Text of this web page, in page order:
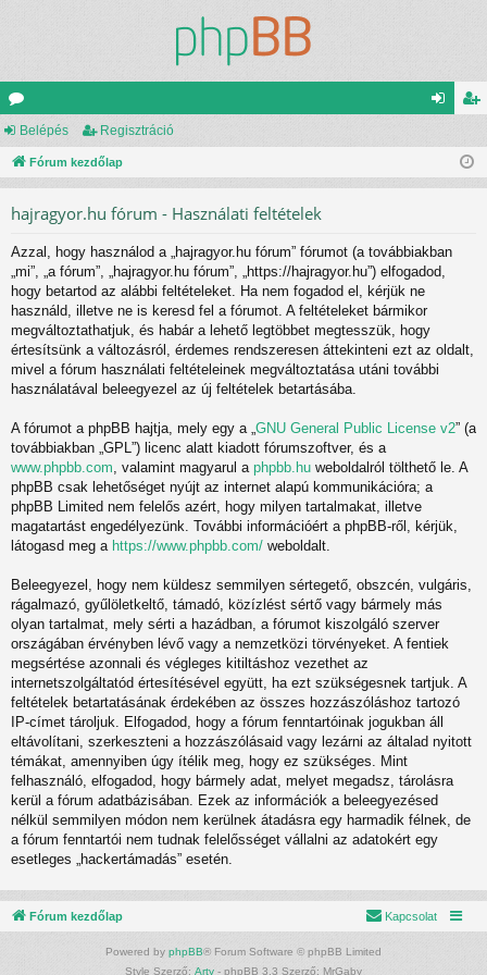
ór
u is
Belépés Regisztráció
Fórum kezdőlap
hajragyor.hu fórum - Használati feltételek
Azzal, hogy használod a „hajragyor.hu fórum” fórumot (a továbbiakban
„mi”, „a fórum”, „hajragyor.hu fórum”, „https://hajragyor.hu”) elfogadod,
hogy betartod az alábbi feltételeket. Ha nem fogadod el, kérjük ne
használd, illetve ne is keresd fel a fórumot. A feltételeket bármikor
megváltoztathatjuk, és habár a lehető legtöbbet megtesszük, hogy
értesítsünk a változásról, érdemes rendszeresen áttekinteni ezt az oldalt,
mivel a fórum használati feltételeinek megváltoztatása utáni további
használatával beleegyezel az új feltételek betartásába.
A fórumot a phpBB hajtja, mely egy a „ GNU General Public License v2” (a
továbbiakban „GPL”) licenc alatt kiadott fórumszoftver, és a
www.phpbb.com , valamint magyarul a phpbb.hu weboldalról tölthető le. A
phpBB csak lehetőséget nyújt az internet alapú kommunikációra; a
phpBB Limited nem felelős azért, hogy milyen tartalmakat, illetve
magatartást engedélyezünk. További információért a phpBB-ről, kérjük,
látogasd meg a https://www.phpbb.com/ weboldalt.
Beleegyezel, hogy nem küldesz semmilyen sértegető, obszcén, vulgáris,
rágalmazó, gyűlöletkeltő, támadó, közízlést sértő vagy bármely más
olyan tartalmat, mely sérti a hazádban, a fórumot kiszolgáló szerver
országában érvényben lévő vagy a nemzetközi törvényeket. A fentiek
megsértése azonnali és végleges kitiltáshoz vezethet az
internetszolgáltatód értesítésével együtt, ha ezt szükségesnek tartjuk. A
feltételek betartatásának érdekében az összes hozzászóláshoz tartozó
IP-címet tároljuk. Elfogadod, hogy a fórum fenntartóinak jogukban áll
eltávolítani, szerkeszteni a hozzászólásaid vagy lezárni az általad nyitott
témákat, amennyiben úgy ítélik meg, hogy ez szükséges. Mint
felhasználó, elfogadod, hogy bármely adat, melyet megadsz, tárolásra
kerül a fórum adatbázisában. Ezek az információk a beleegyezésed
nélkül semmilyen módon nem kerülnek átadásra egy harmadik félnek, de
a fórum fenntartói nem tudnak felelősséget vállalni az adatokért egy
esetleges „hackertámadás” esetén.
Fórum kezdőlap Kapcsolat
Powered by phpBB® Forum Software © phpBB Limited
Style Szerző: Arty - phpBB 3.3 Szerző: MrGaby